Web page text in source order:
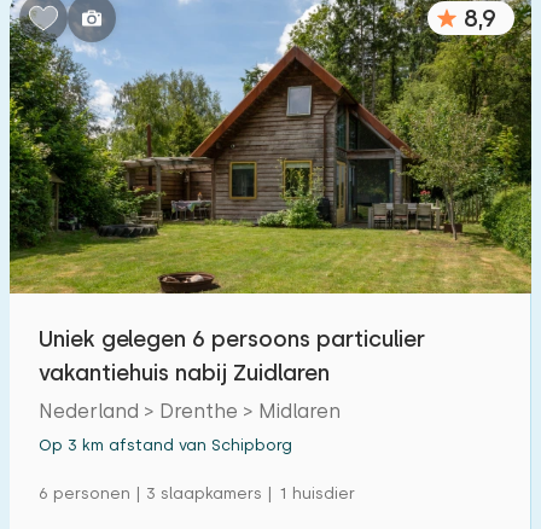
8,9
Uniek gelegen 6 persoons particulier
vakantiehuis nabij Zuidlaren
Nederland > Drenthe > Midlaren
Op 3 km afstand van Schipborg
6 personen | 3 slaapkamers | 1 huisdier